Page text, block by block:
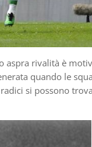
aspra rivalità è
quando le
si possono